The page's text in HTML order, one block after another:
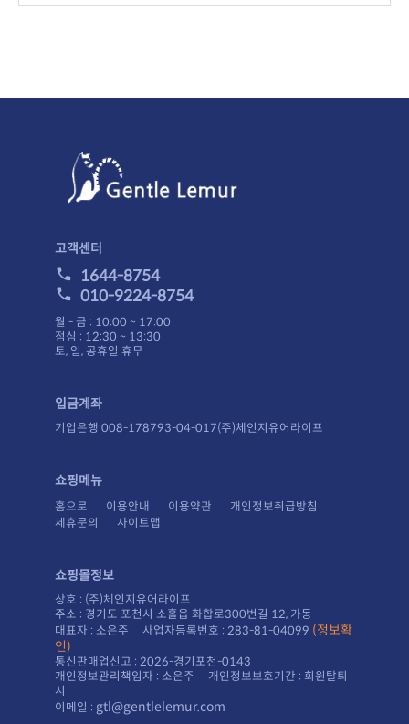
고객센터
1644-8754
010-9224-8754
월 - 금 : 10:00 ~ 17:00
점심 : 12:30 ~ 13:30
토, 일, 공휴일 휴무
입금계좌
기업은행 008-178793-04-017(주)체인지유어라이프
쇼핑메뉴
홈으로 이용안내 이용약관
개인정보취급방침
제휴문의
사이트맵
쇼핑몰정보
상호 : (주)체인지유어라이프
주소 : 경기도 포천시 소홀읍 화합로300번길 12, 가동
대표자 : 소은주 사업자등록번호 : 283-81-04099
인)
통신판매업신고 : 2026-경기포천-0143
시
이메일 : gtl@gentlelemur.com